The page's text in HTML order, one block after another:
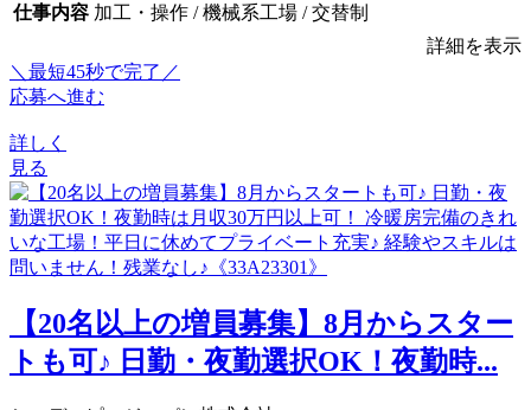
仕事内容 加工・操作 / 機械系工場 / 交替制
詳細を表示
＼最短45秒で完了／
応募へ進む
詳しく
見る
【20名以上の増員募集】8月からスター
トも可♪ 日勤・夜勤選択OK！夜勤時...